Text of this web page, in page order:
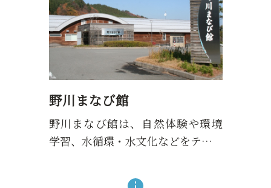
野川まなび館
野川まなび館は、自然体験や環境
学習、水循環・水文化などをテ…